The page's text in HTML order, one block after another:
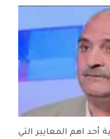
أحد اهم المعايير التي